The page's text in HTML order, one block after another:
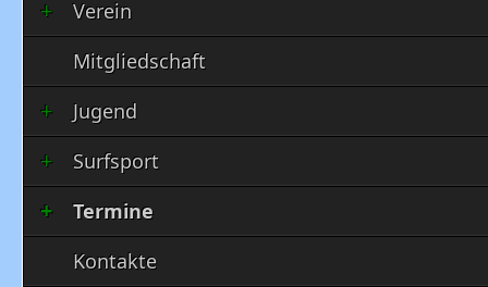
Verein
Mitgliedschaft
Jugend
Surfsport
Termine
Kontakte